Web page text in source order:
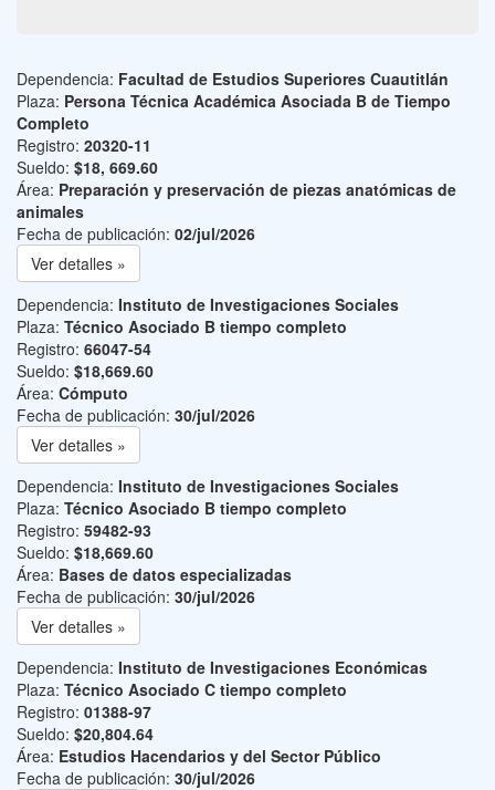
Dependencia: Facultad de Estudios Superiores Cuautitlán
Plaza: Persona Técnica Académica Asociada B de Tiempo
Completo
Registro: 20320-11
Sueldo: $18, 669.60
Área: Preparación y preservación de piezas anatómicas de
animales
Fecha de publicación: 02/jul/2026
Ver detalles »
Dependencia: Instituto de Investigaciones Sociales
Plaza: Técnico Asociado B tiempo completo
Registro: 66047-54
Sueldo: $18,669.60
Área: Cómputo
Fecha de publicación: 30/jul/2026
Ver detalles »
Dependencia: Instituto de Investigaciones Sociales
Plaza: Técnico Asociado B tiempo completo
Registro: 59482-93
Sueldo: $18,669.60
Área: Bases de datos especializadas
Fecha de publicación: 30/jul/2026
Ver detalles »
Dependencia: Instituto de Investigaciones Económicas
Plaza: Técnico Asociado C tiempo completo
Registro: 01388-97
Sueldo: $20,804.64
Área: Estudios Hacendarios y del Sector Público
Fecha de publicación: 30/jul/2026